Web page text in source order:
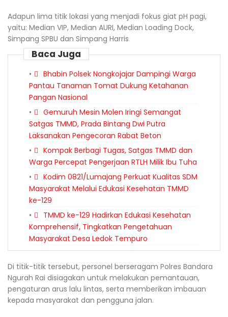
Adapun lima titik lokasi yang menjadi fokus giat pH pagi,
yaitu: Median VIP, Median AURI, Median Loading Dock,
Simpang SPBU dan Simpang Harris
Baca Juga
Bhabin Polsek Nongkojajar Dampingi Warga
Pantau Tanaman Tomat Dukung Ketahanan
Pangan Nasional
Gemuruh Mesin Molen Iringi Semangat
Satgas TMMD, Prada Bintang Dwi Putra
Laksanakan Pengecoran Rabat Beton
Kompak Berbagi Tugas, Satgas TMMD dan
Warga Percepat Pengerjaan RTLH Milik Ibu Tuha
Kodim 0821/Lumajang Perkuat Kualitas SDM
Masyarakat Melalui Edukasi Kesehatan TMMD
ke-129
TMMD ke-129 Hadirkan Edukasi Kesehatan
Komprehensif, Tingkatkan Pengetahuan
Masyarakat Desa Ledok Tempuro
Di titik-titik tersebut, personel berseragam Polres Bandara
Ngurah Rai disiagakan untuk melakukan pemantauan,
pengaturan arus lalu lintas, serta memberikan imbauan
kepada masyarakat dan pengguna jalan.